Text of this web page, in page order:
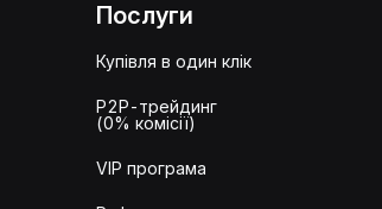
Послуги
Купівля в один клік
P2P-трейдинг
(0% комісії)
VIP програма